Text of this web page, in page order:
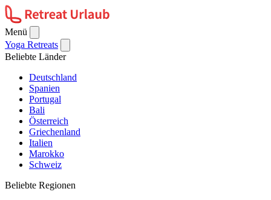
Menü
Yoga Retreats
Beliebte Länder
Deutschland
Spanien
Portugal
Bali
Österreich
Griechenland
Italien
Marokko
Schweiz
Beliebte Regionen